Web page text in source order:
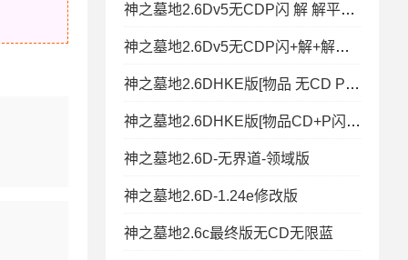
神之墓地2.6Dv5无CDP闪 解 解平台99级
神之墓地2.6Dv5无CDP闪+解+解平台99级
神之墓地2.6DHKE版[物品 无CD P闪 无限钱木]改
神之墓地2.6DHKE版[物品CD+P闪限钱木]改图
神之墓地2.6D-无界道-领域版
神之墓地2.6D-1.24e修改版
神之墓地2.6c最终版无CD无限蓝